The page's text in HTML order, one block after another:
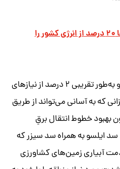
تهرانی‌ها ۲۰ درصد از انرژی کشور را
پس از تکمیل پروژه، سد ایلسو به‌طور تقریبی ۲ درصد از نیازهای
که به آسانی می‌تواند از طریق
خطوط انتقال برقِ
سد ایلسو به همراه سد سیزر که
آبیاری زمین‌های کشاورزی